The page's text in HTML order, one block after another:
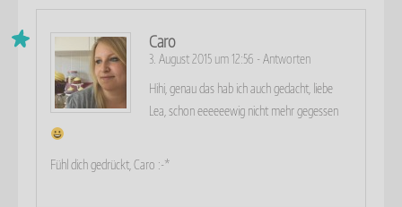
Caro
3. August 2015 um 12:56 - Antworten
Hihi, genau das hab ich auch gedacht, liebe
Lea, schon eeeeeewig nicht mehr gegessen
Fühl dich gedrückt, Caro :-*